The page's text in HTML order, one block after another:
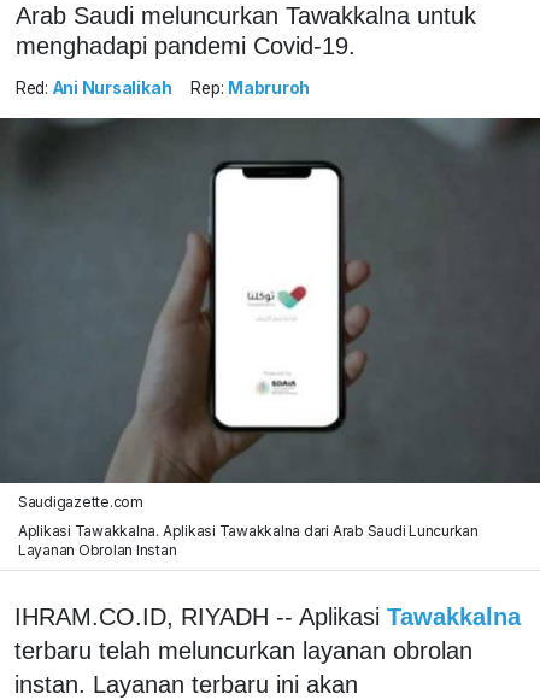
Arab Saudi meluncurkan Tawakkalna untuk
menghadapi pandemi Covid-19.
Red: Ani Nursalikah Rep: Mabruroh
Saudigazette.com
Aplikasi Tawakkalna. Aplikasi Tawakkalna dari Arab Saudi Luncurkan
Layanan Obrolan Instan
IHRAM.CO.ID, RIYADH -- Aplikasi Tawakkalna
terbaru telah meluncurkan layanan obrolan
instan. Layanan terbaru ini akan